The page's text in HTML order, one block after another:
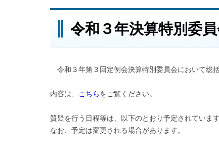
令和３年決算特別委
令和３年第３回定例会決算特別委員会において総
内容は、 こちらをご覧ください。
質疑を行う日程等は、以下のとおり予定されています
なお、予定は変更される場合があります。